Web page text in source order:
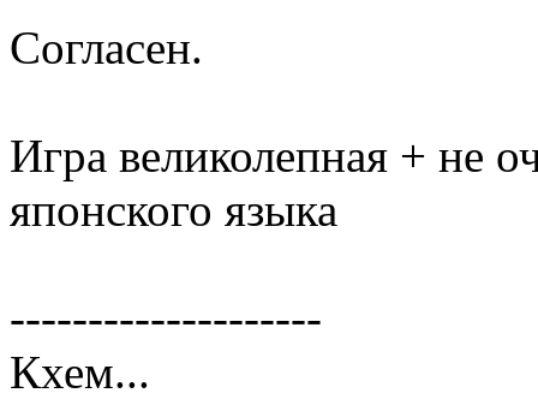
Согласен.
Игра великолепная + не
японского языка
--------------------
Кхем...